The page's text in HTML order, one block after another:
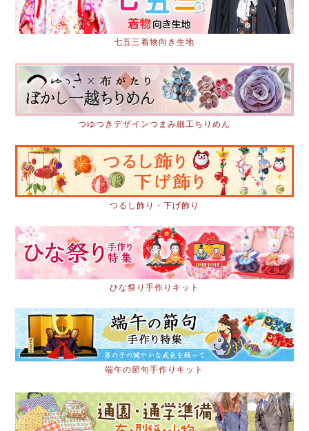
七五三着物向き生地
つゆつきデザインつまみ細工ちりめん
つるし飾り・下げ飾り
ひな祭り手作りキット
端午の節句手作りキット